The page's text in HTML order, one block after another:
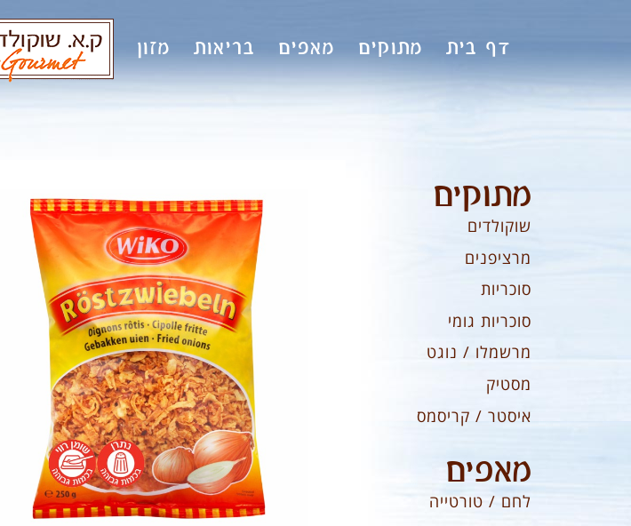
דף בית מתוקים מאפים בריאות מזון
מתוקים
שוקולדים
מרציפנים
סוכריות
סוכריות גומי
מרשמלו / נוגט
מסטיק
איסטר / קריסמס
מאפים
לחם / טורטייה